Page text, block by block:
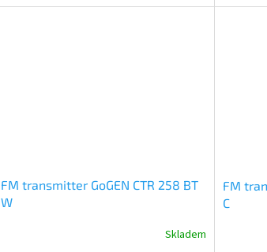
FM transmitter GoGEN CTR 258 BT
W
Skladem
FM
C